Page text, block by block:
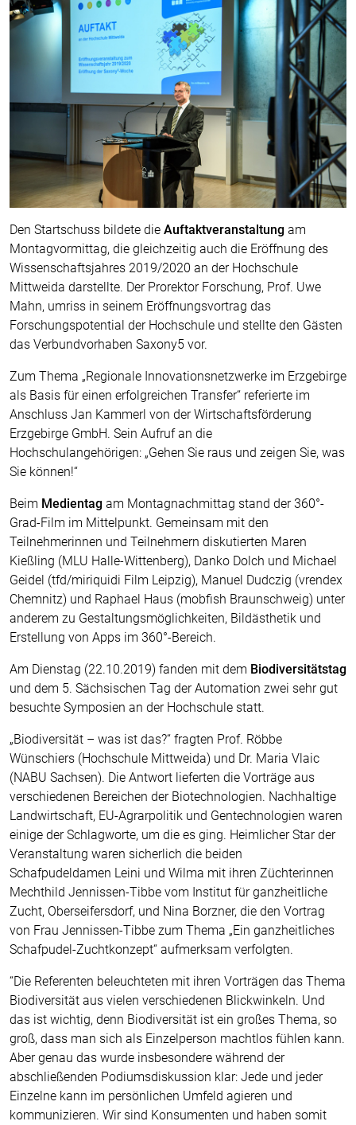
Den Startschuss bildete die Auftaktveranstaltung am
Montagvormittag, die gleichzeitig auch die Eröffnung des
Wissenschaftsjahres 2019/2020 an der Hochschule
Mittweida darstellte. Der Prorektor Forschung, Prof. Uwe
Mahn, umriss in seinem Eröffnungsvortrag das
Forschungspotential der Hochschule und stellte den Gästen
das Verbundvorhaben Saxony5 vor.
Zum Thema „Regionale Innovationsnetzwerke im Erzgebirge
als Basis für einen erfolgreichen Transfer“ referierte im
Anschluss Jan Kammerl von der Wirtschaftsförderung
Erzgebirge GmbH. Sein Aufruf an die
Hochschulangehörigen: „Gehen Sie raus und zeigen Sie, was
Sie können!“
Beim Medientag am Montagnachmittag stand der 360°-
Grad-Film im Mittelpunkt. Gemeinsam mit den
Teilnehmerinnen und Teilnehmern diskutierten Maren
Kießling (MLU Halle-Wittenberg), Danko Dolch und Michael
Geidel (tfd/miriquidi Film Leipzig), Manuel Dudczig (vrendex
Chemnitz) und Raphael Haus (mobfish Braunschweig) unter
anderem zu Gestaltungsmöglichkeiten, Bildästhetik und
Erstellung von Apps im 360°-Bereich.
Am Dienstag (22.10.2019) fanden mit dem Biodiversitätstag
und dem 5. Sächsischen Tag der Automation zwei sehr gut
besuchte Symposien an der Hochschule statt.
„Biodiversität – was ist das?“ fragten Prof. Röbbe
Wünschiers (Hochschule Mittweida) und Dr. Maria Vlaic
(NABU Sachsen). Die Antwort lieferten die Vorträge aus
verschiedenen Bereichen der Biotechnologien. Nachhaltige
Landwirtschaft, EU-Agrarpolitik und Gentechnologien waren
einige der Schlagworte, um die es ging. Heimlicher Star der
Veranstaltung waren sicherlich die beiden
Schafpudeldamen Leini und Wilma mit ihren Züchterinnen
Mechthild Jennissen-Tibbe vom Institut für ganzheitliche
Zucht, Oberseifersdorf, und Nina Borzner, die den Vortrag
von Frau Jennissen-Tibbe zum Thema „Ein ganzheitliches
Schafpudel-Zuchtkonzept“ aufmerksam verfolgten.
“Die Referenten beleuchteten mit ihren Vorträgen das Thema
Biodiversität aus vielen verschiedenen Blickwinkeln. Und
das ist wichtig, denn Biodiversität ist ein großes Thema, so
groß, dass man sich als Einzelperson machtlos fühlen kann.
Aber genau das wurde insbesondere während der
abschließenden Podiumsdiskussion klar: Jede und jeder
Einzelne kann im persönlichen Umfeld agieren und
kommunizieren. Wir sind Konsumenten und haben somit